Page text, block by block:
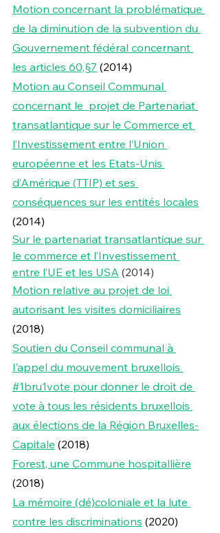
Motion concernant la problématique
de la diminution de la subvention du
Gouvernement fédéral concernant
les articles 60,§7 (2014)
Motion au Conseil Communal
concernant le  projet de Partenariat
transatlantique sur le Commerce et
l’Investissement entre l’Union
européenne et les Etats-Unis
d’Amérique (TTIP) et ses
conséquences sur les entités locales
(2014)
Sur le partenariat transatlantique sur
le commerce et l’Investissement
entre l’UE et les USA (2014)
Motion relative au projet de loi
autorisant les visites domiciliaires
(2018)
Soutien du Conseil communal à
l'appel du mouvement bruxellois
#1bru1vote pour donner le droit de
vote à tous les résidents bruxellois
aux élections de la Région Bruxelles-
Capitale (2018)
Forest, une Commune hospitallière
(2018)
La mémoire (dé)coloniale et la lute
contre les discriminations (2020)